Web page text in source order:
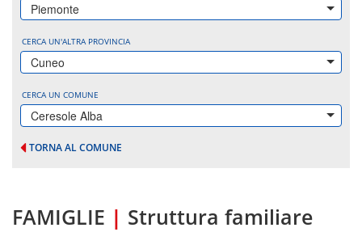
Piemonte
CERCA UN'ALTRA PROVINCIA
Cuneo
CERCA UN COMUNE
Ceresole Alba
TORNA AL COMUNE
FAMIGLIE | Struttura familiare